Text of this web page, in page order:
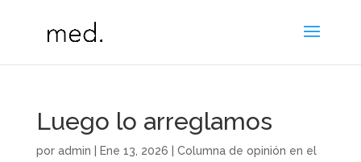
Luego lo arreglamos
por admin Ene 13, 2026
Columna de opinión en el